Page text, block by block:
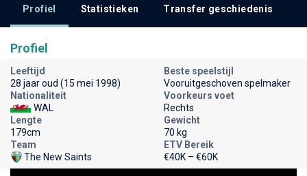
Profiel Statistieken Transfer geschiedenis
Profiel
Leeftijd
28 jaar oud (15 mei 1998)
Beste speelstijl
Vooruitgeschoven spelmaker
Nationaliteit
WAL
Voorkeurs voet
Rechts
Lengte
179cm
Gewicht
70 kg
Team
The New Saints
ETV Bereik
€40K – €60K